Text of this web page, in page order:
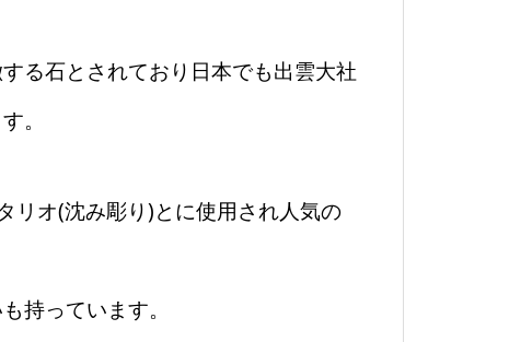
る石とされており日本でも出雲大社
。
リオ(沈み彫り)とに使用され人気の
持っています。